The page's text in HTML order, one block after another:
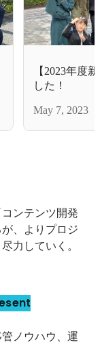
【2023年度
した！
May 7, 2023
ンテンツ開発
、よりプロジ
力していく。
ノウハウ、運